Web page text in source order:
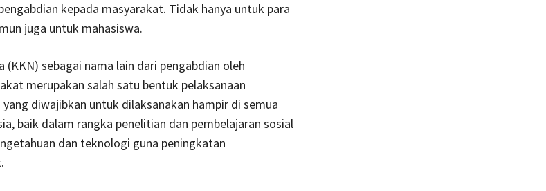
kepada masyarakat. Tidak hanya untuk para
juga untuk mahasiswa.
(KKN) sebagai nama lain dari pengabdian oleh
merupakan salah satu bentuk pelaksanaan
diwajibkan untuk dilaksanakan hampir di semua
baik dalam rangka penelitian dan pembelajaran sosial
dan teknologi guna peningkatan